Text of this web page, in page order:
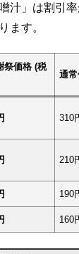
汁」は割引
ます。
祭価格 (税
通
310
210
190
160